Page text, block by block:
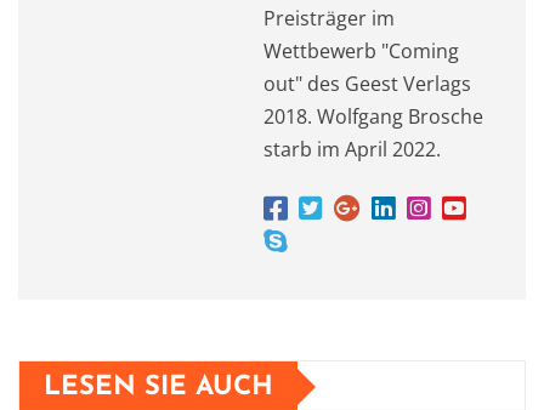
Preisträger im
Wettbewerb "Coming
out" des Geest Verlags
2018. Wolfgang Brosche
starb im April 2022.
LESEN SIE AUCH